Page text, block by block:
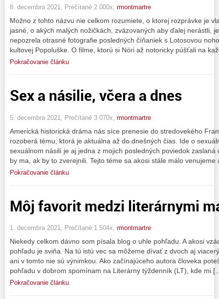
8. decembra 2021, Prečítané 2 000x, rmontmartre
Možno z tohto názvu nie celkom rozumiete, o ktorej rozprávke je
jasné, o akých malých nožičkách, zväzovaných aby ďalej nerástli,
nepozrela otrasné fotografie posledných číňaniek s Lotosovou
kultovej Popoluške. O filme, ktorú si Nóri až notoricky púšťali na
Pokračovanie článku
Sex a násilie, včera a dnes
5. decembra 2021, Prečítané 3 070x, rmontmartre
Americká historická dráma nás síce prenesie do stredovekého
rozoberá tému, ktorá je aktuálna až do dnešných čias. Ide o
sexuálnom násilí je aj jedna z mojich posledných poviedok
by ma, ak by to zverejnili. Tejto téme sa akosi stále málo
Pokračovanie článku
Môj favorit medzi literárnymi
1. decembra 2021, Prečítané 1 504x, rmontmartre
Niekedy celkom dávno som písala blog o uhle pohľadu. A akosi
pohľadu je sviňa. Na tú istú vec sa môžeme dívať z dvoch aj
ani v tomto nie sú výnimkou. Ako začínajúceho autora človeka
pohľadu v dobrom spomínam na Literárny týždenník (LT), kde mi
Pokračovanie článku